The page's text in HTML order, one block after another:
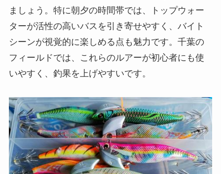
ましょう。特に朝夕の時間帯では、トップウォー
ターが活性の高いバスを引き寄せやすく、バイト
シーンが視覚的に楽しめる点も魅力です。千葉の
フィールドでは、これらのルアーが初心者にも使
いやすく、釣果を上げやすいです。